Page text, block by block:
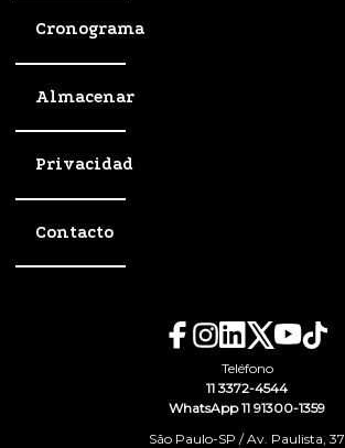
Cronograma
Almacenar
Privacidad
Contacto
Teléfono
11 3372-4544
WhatsApp 11 91300-1359
São Paulo-SP / Av. Paulista, 37